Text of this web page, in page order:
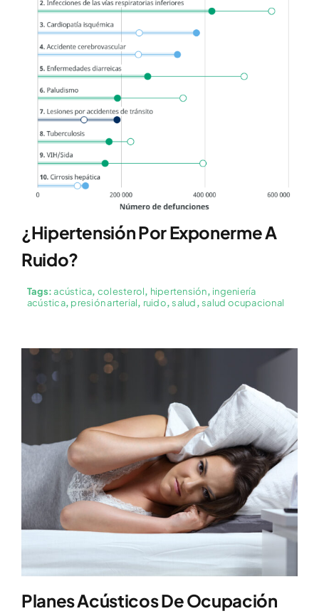
¿Hipertensión Por Exponerme A
Ruido?
Tags:acústica, colesterol, hipertensión, ingeniería
acústica, presión arterial, ruido,salud,salud ocupacional
Planes Acústicos De Ocupación